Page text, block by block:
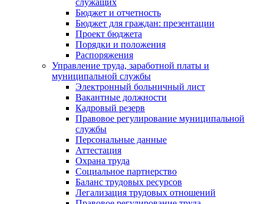
служащих
Бюджет и отчетность
Бюджет для граждан: презентации
Проект бюджета
Порядки и положения
Распоряжения
Управление труда, заработной платы и
муниципальной службы
Электронный больничный лист
Вакантные должности
Кадровый резерв
Правовое регулирование муниципальной
службы
Персональные данные
Аттестация
Охрана труда
Социальное партнерство
Баланс трудовых ресурсов
Легализация трудовых отношений